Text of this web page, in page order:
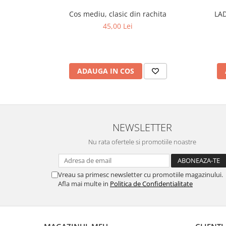
Cos mediu, clasic din rachita
45,00 Lei
ADAUGA IN COS
NEWSLETTER
Nu rata ofertele si promotiile noastre
Vreau sa primesc newsletter cu promotiile magazinului.
Afla mai multe in Politica de Confidentialitate